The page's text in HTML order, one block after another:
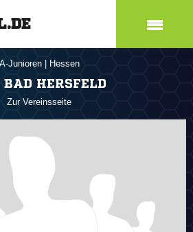
A-Junioren Hessen
HERSFELD
Zur Vereinsseite